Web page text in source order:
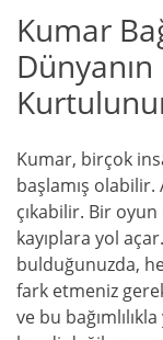
Kumar
Kumar, birçok
başlamış olabilir.
çıkabilir. Bir
kayıplara yol
bulduğunuzda,
fark etmeniz
ve bu